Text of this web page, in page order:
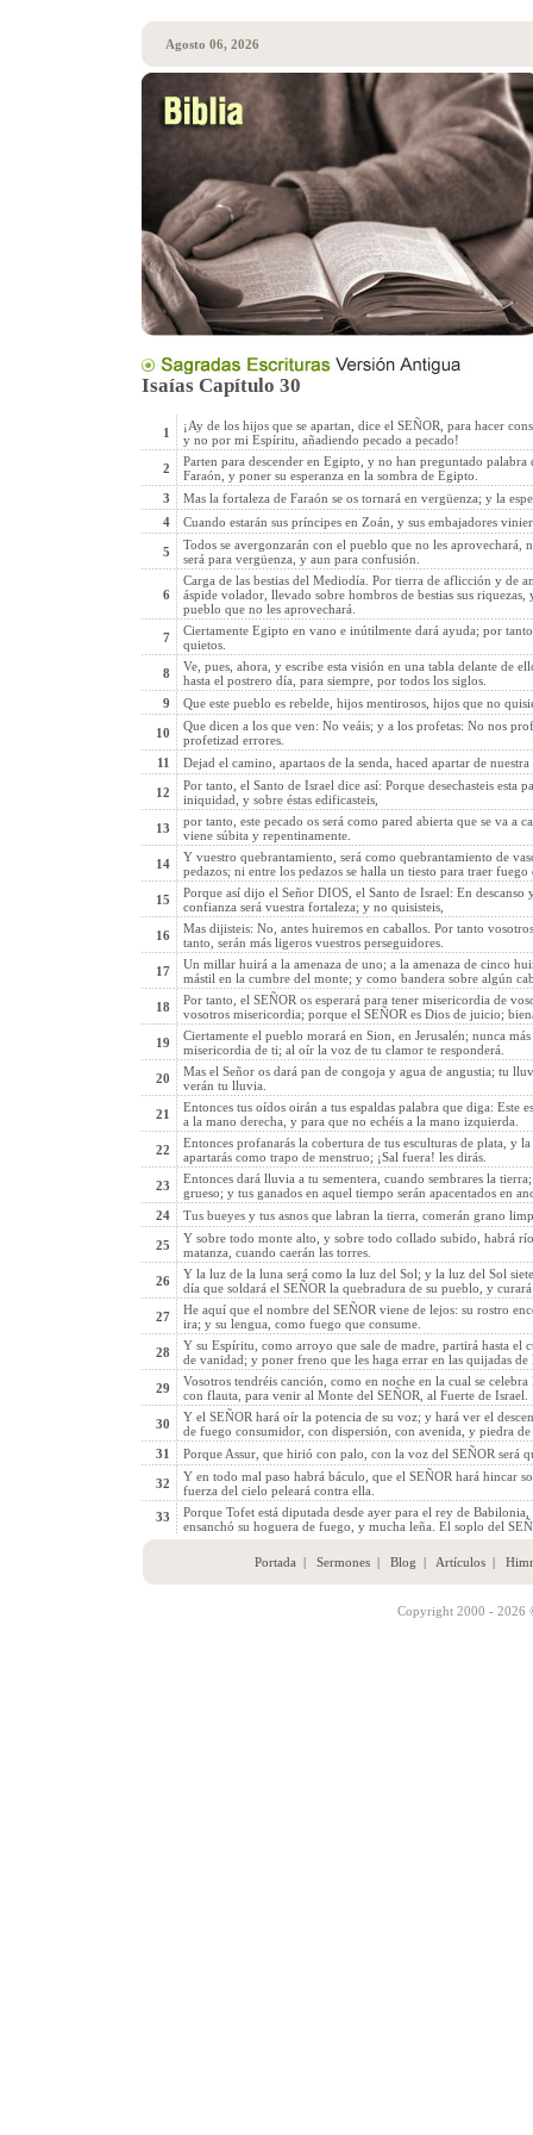
Agosto 06, 2026
Isaías Capítulo 30
1
¡Ay de los hijos que se apartan, dice el SEÑOR, para hacer
y no por mi Espíritu, añadiendo pecado a pecado!
2
Parten para descender en Egipto, y no han preguntado
Faraón, y poner su esperanza en la sombra de Egipto.
3
Mas la fortaleza de Faraón se os tornará en vergüenza; y la
4
Cuando estarán sus príncipes en Zoán, y sus embajadores
5
Todos se avergonzarán con el pueblo que no les aprovechará,
será para vergüenza, y aun para confusión.
6
Carga de las bestias del Mediodía. Por tierra de aflicción y de
áspide volador, llevado sobre hombros de bestias sus riquezas,
pueblo que no les aprovechará.
7
Ciertamente Egipto en vano e inútilmente dará ayuda; por
quietos.
8
Ve, pues, ahora, y escribe esta visión en una tabla delante de
hasta el postrero día, para siempre, por todos los siglos.
9
Que este pueblo es rebelde, hijos mentirosos, hijos que no
10
Que dicen a los que ven: No veáis; y a los profetas: No nos
profetizad errores.
11
Dejad el camino, apartaos de la senda, haced apartar de
12
Por tanto, el Santo de Israel dice así: Porque desechasteis esta
iniquidad, y sobre éstas edificasteis,
13
por tanto, este pecado os será como pared abierta que se va a
viene súbita y repentinamente.
14
Y vuestro quebrantamiento, será como quebrantamiento de
pedazos; ni entre los pedazos se halla un tiesto para traer
15
Porque así dijo el Señor DIOS, el Santo de Israel: En descanso
confianza será vuestra fortaleza; y no quisisteis,
16
Mas dijisteis: No, antes huiremos en caballos. Por tanto
tanto, serán más ligeros vuestros perseguidores.
17
Un millar huirá a la amenaza de uno; a la amenaza de cinco
mástil en la cumbre del monte; y como bandera sobre algún
18
Por tanto, el SEÑOR os esperará para tener misericordia de
vosotros misericordia; porque el SEÑOR es Dios de juicio;
19
Ciertamente el pueblo morará en Sion, en Jerusalén; nunca
misericordia de ti; al oír la voz de tu clamor te responderá.
20
Mas el Señor os dará pan de congoja y agua de angustia; tu
verán tu lluvia.
21
Entonces tus oídos oirán a tus espaldas palabra que diga: Este
a la mano derecha, y para que no echéis a la mano izquierda.
22
Entonces profanarás la cobertura de tus esculturas de plata, y
apartarás como trapo de menstruo; ¡Sal fuera! les dirás.
23
Entonces dará lluvia a tu sementera, cuando sembrares la
grueso; y tus ganados en aquel tiempo serán apacentados en
24
Tus bueyes y tus asnos que labran la tierra, comerán grano
25
Y sobre todo monte alto, y sobre todo collado subido, habrá
matanza, cuando caerán las torres.
26
Y la luz de la luna será como la luz del Sol; y la luz del Sol
día que soldará el SEÑOR la quebradura de su pueblo, y
27
He aquí que el nombre del SEÑOR viene de lejos: su rostro
ira; y su lengua, como fuego que consume.
28
Y su Espíritu, como arroyo que sale de madre, partirá hasta el
de vanidad; y poner freno que les haga errar en las quijadas de
29
Vosotros tendréis canción, como en noche en la cual se
con flauta, para venir al Monte del SEÑOR, al Fuerte de Israel.
30
Y el SEÑOR hará oír la potencia de su voz; y hará ver el
de fuego consumidor, con dispersión, con avenida, y piedra
31
Porque Assur, que hirió con palo, con la voz del SEÑOR será
32
Y en todo mal paso habrá báculo, que el SEÑOR hará hincar
fuerza del cielo peleará contra ella.
33
Porque Tofet está diputada desde ayer para el rey de
ensanchó su hoguera de fuego, y mucha leña. El soplo del
Portada | Sermones| Blog | Artículos|
Copyright 2000 - 2026